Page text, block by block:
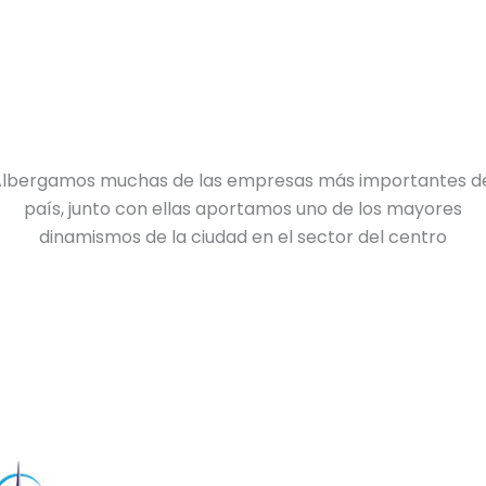
muchas de las empresas más importantes
país, junto con ellas aportamos uno de los mayores
dinamismos de la ciudad en el sector del centro